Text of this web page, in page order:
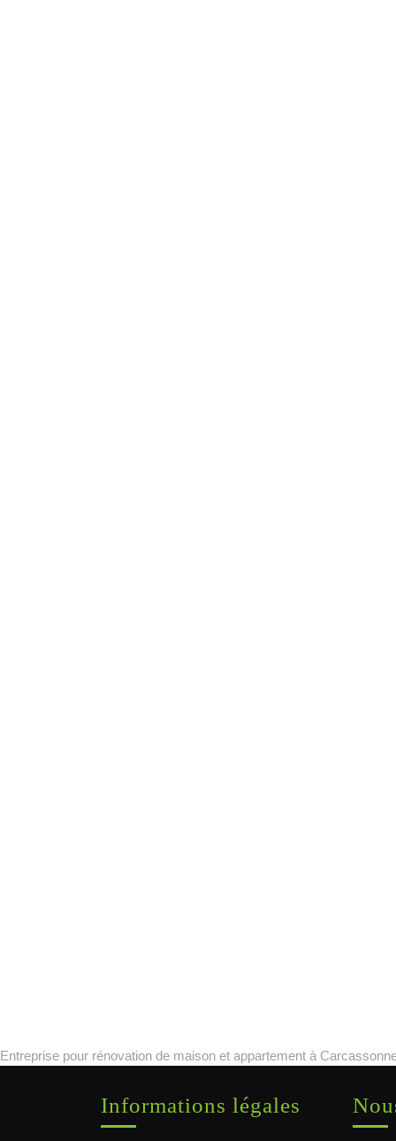
Entreprise pour rénovation de maison et appartement à
Informations légales